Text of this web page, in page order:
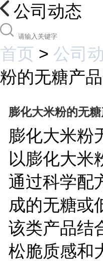
公司动态
首页 > 公司
粉的无糖产
膨化大米粉的无
膨化大米粉
以膨化大米
通过科学配
成的无糖或
该类产品结
松脆质感和